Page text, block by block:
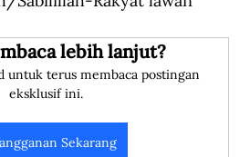
lebih lanjut?
untuk terus membaca postingan
eksklusif ini.
Sekarang